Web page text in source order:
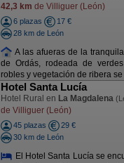
42,3 km de Villiguer (León)
6 plazas
17 €
28 km de León
A las afueras de la
de Ordás, rodeada de
robles y vegetación de ribera se
Hotel Santa Lucía
Hotel Rural en La Magdalena
de Villiguer (León)
45 plazas
29 €
30 km de León
El Hotel Santa Lucía se